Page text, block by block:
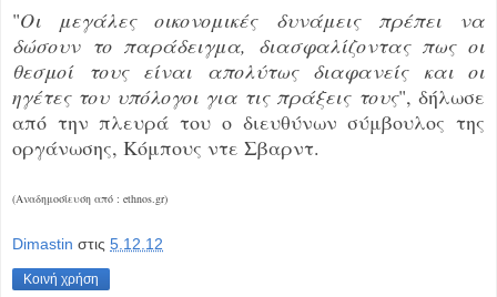
"Οι μεγάλες οικονομικές δυνάμεις πρέπει να
δώσουν το παράδειγμα, διασφαλίζοντας πως οι
θεσμοί τους είναι απολύτως διαφανείς και οι
ηγέτες του υπόλογοι για τις πράξεις τους", δήλωσε
από την πλευρά του ο διευθύνων σύμβουλος της
οργάνωσης, Κόμπους ντε Σβαρντ.
(Αναδημοσίευση από : ethnos.gr)
Dimastin στις 5.12.12
Κοινή χρήση